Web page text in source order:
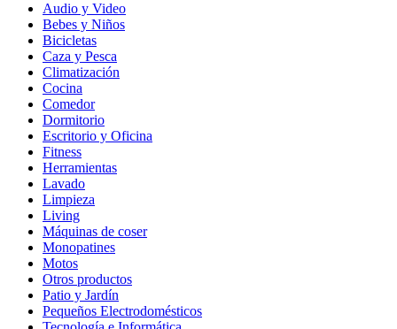
Audio y Video
Bebes y Niños
Bicicletas
Caza y Pesca
Climatización
Cocina
Comedor
Dormitorio
Escritorio y Oficina
Fitness
Herramientas
Lavado
Limpieza
Living
Máquinas de coser
Monopatines
Motos
Otros productos
Patio y Jardín
Pequeños Electrodomésticos